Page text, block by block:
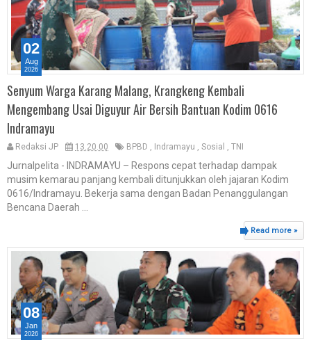
Senyum Warga Karang Malang, Krangkeng Kembali
Mengembang Usai Diguyur Air Bersih Bantuan Kodim 0616
Indramayu
Redaksi JP 13.20.00 BPBD Indramayu Sosial TNI
Jurnalpelita - INDRAMAYU – Respons cepat terhadap dampak
musim kemarau panjang kembali ditunjukkan oleh jajaran Kodim
0616/Indramayu. Bekerja sama dengan Badan Penanggulangan
Bencana Daerah ...
Read more »
02
Aug
2026
08
Jan
2026